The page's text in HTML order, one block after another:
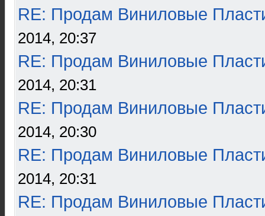
RE: Продам Виниловые
2014, 20:37
RE: Продам Виниловые
2014, 20:31
RE: Продам Виниловые
2014, 20:30
RE: Продам Виниловые
2014, 20:31
RE: Продам Виниловые